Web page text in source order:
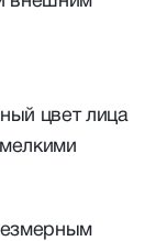
цвет лица